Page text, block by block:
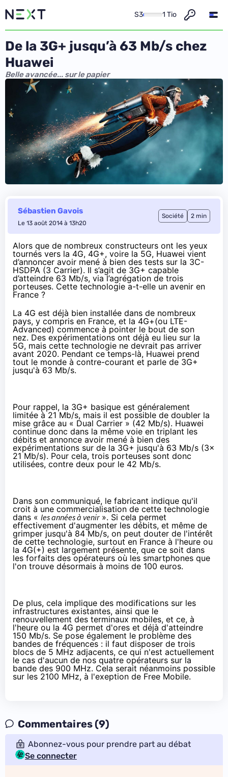
S3 1 Tio
De la 3G+ jusqu’à 63 Mb/s chez
Huawei
Belle avancée... sur le papier
Sébastien Gavois
Le 13 août 2014 à 13h20
Société 2 min
Alors que de nombreux constructeurs ont les yeux
tournés vers la 4G, 4G+, voire la 5G, Huawei vient
d’annoncer avoir mené à bien des tests sur la 3C-
HSDPA (3 Carrier). Il s’agit de 3G+ capable
d’atteindre 63 Mb/s, via l’agrégation de trois
porteuses. Cette technologie a-t-elle un avenir en
France ?
La 4G est déjà bien installée dans de nombreux
pays, y compris en France, et la 4G+(ou LTE-
Advanced) commence à pointer le bout de son
nez. Des expérimentations ont déjà eu lieu sur la
5G, mais cette technologie ne devrait pas arriver
avant 2020. Pendant ce temps-là, Huawei prend
tout le monde à contre-courant et parle de 3G+
jusqu'à 63 Mb/s.
Pour rappel, la 3G+ basique est généralement
limitée à 21 Mb/s, mais il est possible de doubler la
mise grâce au « Dual Carrier » (42 Mb/s). Huawei
continue donc dans la même voie en triplant les
débits et annonce avoir mené à bien des
expérimentations sur de la 3G+ jusqu'à 63 Mb/s (3x
21 Mb/s). Pour cela, trois porteuses sont donc
utilisées, contre deux pour le 42 Mb/s.
Dans son communiqué, le fabricant indique qu'il
croit à une commercialisation de cette technologie
dans « les années à venir». Si cela permet
effectivement d'augmenter les débits, et même de
grimper jusqu'à 84 Mb/s, on peut douter de l'intérêt
de cette technologie, surtout en France à l'heure ou
la 4G(+) est largement présente, que ce soit dans
les forfaits des opérateurs où les smartphones que
l'on trouve désormais à moins de 100 euros.
De plus, cela implique des modifications sur les
infrastructures existantes, ainsi que le
renouvellement des terminaux mobiles, et ce, à
l'heure ou la 4G permet d'ores et déjà d'atteindre
150 Mb/s. Se pose également le problème des
bandes de fréquences : il faut disposer de trois
blocs de 5 MHz adjacents, ce qui n'est actuellement
le cas d'aucun de nos quatre opérateurs sur la
bande des 900 MHz. Cela serait néanmoins possible
sur les 2100 MHz, à l'exeption de Free Mobile.
Commentaires (9)
Abonnez-vous pour prendre part au débat
Se connecter